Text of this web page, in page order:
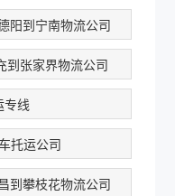
阳到宁南物流公司
到张家界物流公司
专线
托运公司
到攀枝花物流公司